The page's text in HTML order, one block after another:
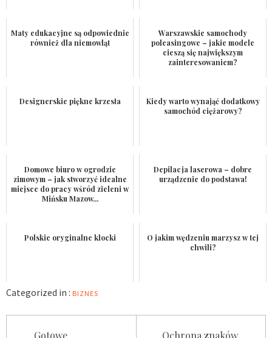
Maty edukacyjne są odpowiednie
również dla niemowląt
Warszawskie samochody
poleasingowe – jakie modele
cieszą się największym
zainteresowaniem?
Designerskie piękne krzesła
Kiedy warto wynająć dodatkowy
samochód ciężarowy?
Domowe biuro w ogrodzie
zimowym – jak stworzyć idealne
miejsce do pracy wśród zieleni w
Mińsku Mazow...
Depilacja laserowa – dobre
urządzenie do podstawa!
Polskie oryginalne klocki
O jakim wędzeniu marzysz w tej
chwili?
Categorized in : BIZNES
Gotowe Ochrona znaków